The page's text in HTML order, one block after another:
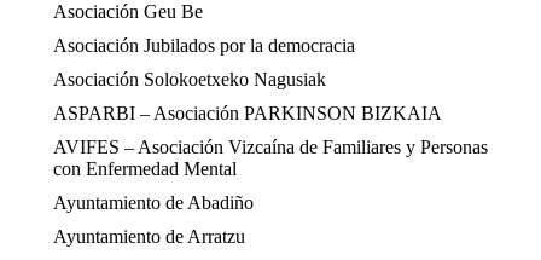
Asociación Geu Be
Asociación Jubilados por la democracia
Asociación Solokoetxeko Nagusiak
ASPARBI – Asociación PARKINSON BIZKAIA
AVIFES – Asociación Vizcaína de Familiares y Personas
con Enfermedad Mental
Ayuntamiento de Abadiño
Ayuntamiento de Arratzu